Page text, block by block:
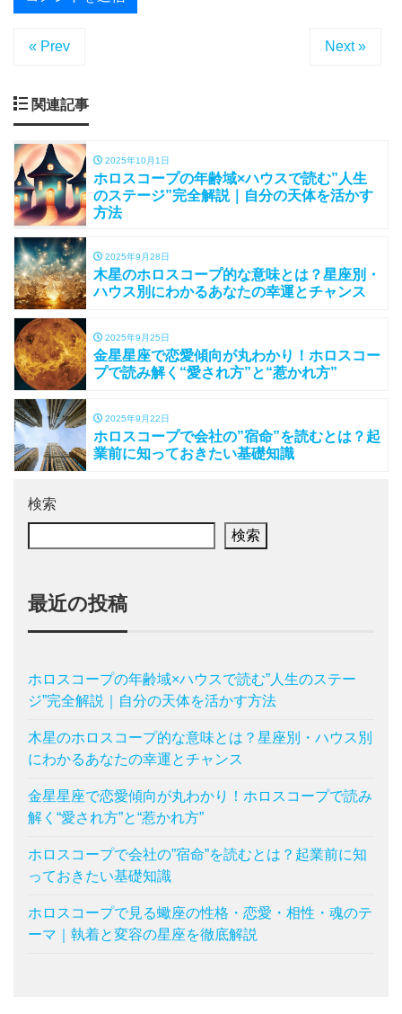
« Prev Next »
関連記事
2025年10月1日
ホロスコープの年齢域×ハウスで読む”人生
のステージ”完全解説｜自分の天体を活かす
方法
2025年9月28日
木星のホロスコープ的な意味とは？星座別・
ハウス別にわかるあなたの幸運とチャンス
2025年9月25日
金星星座で恋愛傾向が丸わかり！ホロスコー
プで読み解く“愛され方”と“惹かれ方”
2025年9月22日
ホロスコープで会社の”宿命”を読むとは？起
業前に知っておきたい基礎知識
検索
検索
最近の投稿
ホロスコープの年齢域×ハウスで読む”人生のステー
ジ”完全解説｜自分の天体を活かす方法
木星のホロスコープ的な意味とは？星座別・ハウス別
にわかるあなたの幸運とチャンス
金星星座で恋愛傾向が丸わかり！ホロスコープで読み
解く“愛され方”と“惹かれ方”
ホロスコープで会社の”宿命”を読むとは？起業前に知
っておきたい基礎知識
ホロスコープで見る蠍座の性格・恋愛・相性・魂のテ
ーマ｜執着と変容の星座を徹底解説